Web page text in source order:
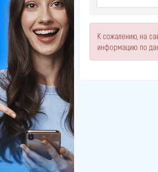
К сожалению, на
информацию по